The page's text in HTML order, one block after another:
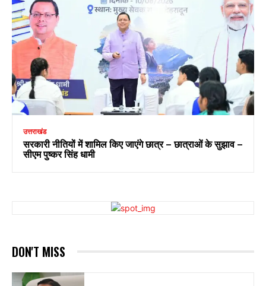
उत्तराखंड
सरकारी नीतियों में शामिल किए जाएंगे छात्र – छात्राओं के सुझाव –
सीएम पुष्कर सिंह धामी
DON'T MISS